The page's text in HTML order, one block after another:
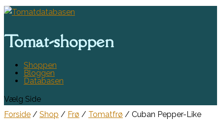
Tomat-shoppen
Shoppen
Bloggen
Databasen
Vælg Side
Forside / Shop / Frø / Tomatfrø / Cuban Pepper-Like